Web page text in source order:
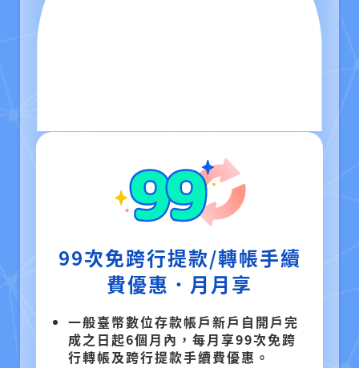
99次免跨行提款/轉帳手續
費優惠．月月享
一般臺幣數位存款帳戶新戶自開戶完
成之日起6個月內，每月享99次免跨
行轉帳及跨行提款手續費優惠。